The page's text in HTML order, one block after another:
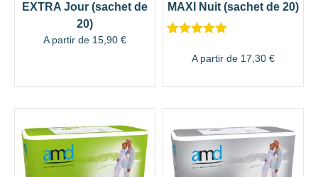
EXTRA Jour (sachet de
20)
A partir de 15,90 €
MAXI Nuit (sachet de 20)
sur 5
basé sur
client
A partir de 17,30 €